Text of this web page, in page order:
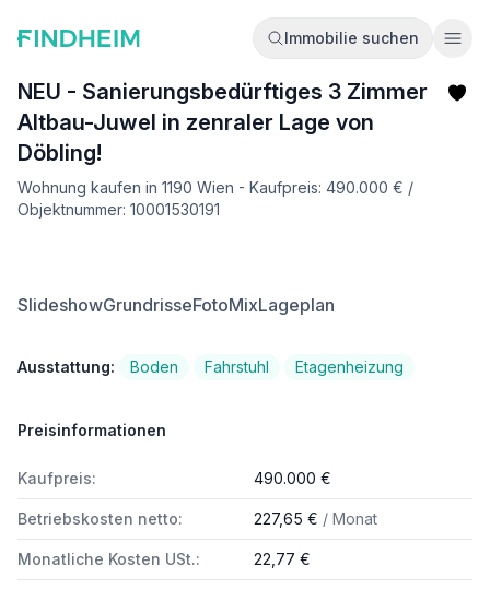
Immobilie suchen
NEU - Sanierungsbedürftiges 3 Zimmer
Altbau-Juwel in zenraler Lage von
Döbling!
Wohnung kaufen in 1190 Wien - Kaufpreis: 490.000 € /
Objektnummer: 10001530191
SlideshowGrundrisseFotoMixLageplan
Ausstattung: Boden Fahrstuhl Etagenheizung
Preisinformationen
Kaufpreis: 490.000 €
Betriebskosten netto: 227,65 € / Monat
Monatliche Kosten USt.: 22,77 €